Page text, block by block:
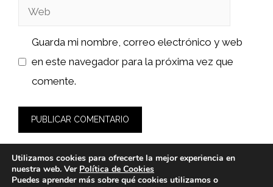
Web
Guarda mi nombre, correo electrónico y web
en este navegador para la próxima vez que
comente.
Utilizamos cookies para ofrecerte la mejor experiencia en
nuestra web. Ver Política de Cookies
Puedes aprender más sobre qué cookies utilizamos o